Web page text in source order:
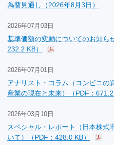
為替見通し（2026年8月3日）
2026年07月03日
基準価額の変動についてのお知ら
232.2 KB）
2026年07月01日
アナリスト・コラム（コンビニの
産業の現在と未来）（PDF：671.2
2026年03月10日
スペシャル・レポート（日本株式
いて）（PDF：428.0 KB）